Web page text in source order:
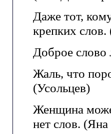
Даже тот,
крепких
Доброе
Жаль, что
(Усольцев)
Женщина
нет слов.